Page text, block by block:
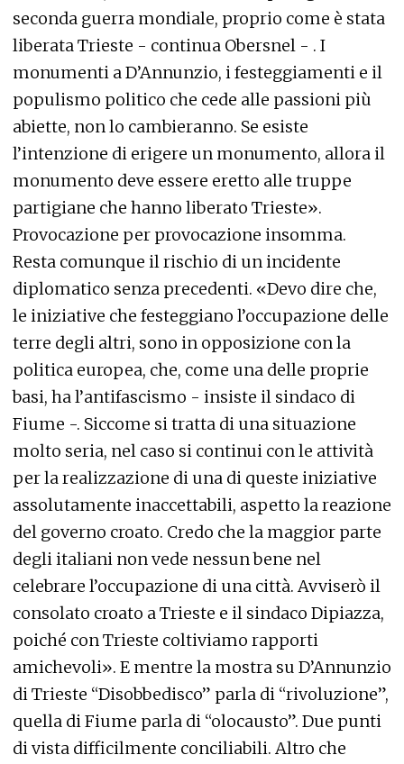
seconda guerra mondiale, proprio come è stata
liberata Trieste - continua Obersnel - . I
monumenti a D’Annunzio, i festeggiamenti e il
populismo politico che cede alle passioni più
abiette, non lo cambieranno. Se esiste
l’intenzione di erigere un monumento, allora il
monumento deve essere eretto alle truppe
partigiane che hanno liberato Trieste».
Provocazione per provocazione insomma.
Resta comunque il rischio di un incidente
diplomatico senza precedenti. «Devo dire che,
le iniziative che festeggiano l’occupazione delle
terre degli altri, sono in opposizione con la
politica europea, che, come una delle proprie
basi, ha l’antifascismo - insiste il sindaco di
Fiume -. Siccome si tratta di una situazione
molto seria, nel caso si continui con le attività
per la realizzazione di una di queste iniziative
assolutamente inaccettabili, aspetto la reazione
del governo croato. Credo che la maggior parte
degli italiani non vede nessun bene nel
celebrare l’occupazione di una città. Avviserò il
consolato croato a Trieste e il sindaco Dipiazza,
poiché con Trieste coltiviamo rapporti
amichevoli». E mentre la mostra su D’Annunzio
di Trieste “Disobbedisco” parla di “rivoluzione”,
quella di Fiume parla di “olocausto”. Due punti
di vista difficilmente conciliabili. Altro che